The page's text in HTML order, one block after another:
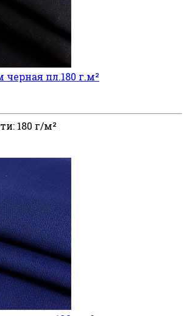
черная пл.180 г.м²
180 г/м²